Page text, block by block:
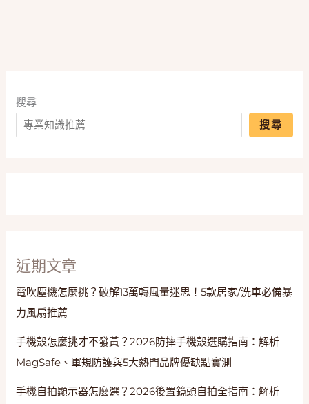
篇
搞
懂
搜尋
搜尋
近期文章
電吹塵機怎麼挑？破解13萬轉風量迷思！5款居家/洗車必備暴
力風扇推薦
手機殼怎麼挑才不發黃？2026防摔手機殼選購指南：解析
MagSafe、軍規防護與5大熱門品牌優缺點實測
手機自拍顯示器怎麼選？2026後置鏡頭自拍全指南：解析